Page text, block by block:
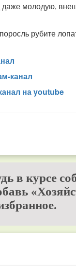
даже молодую,
рубите
канал
на youtube
в курсе